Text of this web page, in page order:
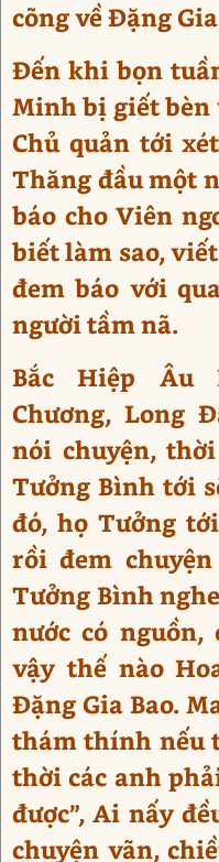
cõng về Đặng
Đến khi bọn
Minh bị giết bèn
Chủ quản tới
Thăng đầu một
báo cho Viên
biết làm sao,
đem báo với
người tầm nã.
Bắc Hiệp Âu
Chương, Long
nói chuyện,
Tưởng Bình tới
đó, họ Tưởng
rồi đem
Tưởng Bình
nước có
vậy thế nào
Đặng Gia Bao.
thám thính nếu
thời các anh
được”, Ai nấy
chuyện vãn,